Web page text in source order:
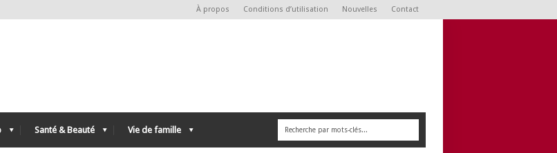
À propos Conditions d’utilisation Nouvelles Contact
Santé & Beauté Vie de famille